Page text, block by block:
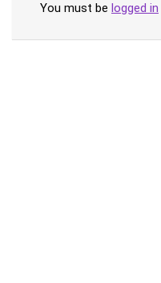
You must be logged in